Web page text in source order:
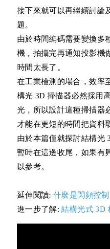
接下來就可以再繼續討論
題。
由於時間編碼需要變換多
機，拍攝完再通知投影機
時間太長了。
在工業檢測的場合，效率
構光3D掃描器必然採用
光，所以設計這種掃描器
才能在更短的時間把資料
由於本篇僅就探討結構光
暫時在這邊收尾 ，如果有
以參考。
延伸閱讀: 什麼是閃頻控制
進一步了解:結構光式3D